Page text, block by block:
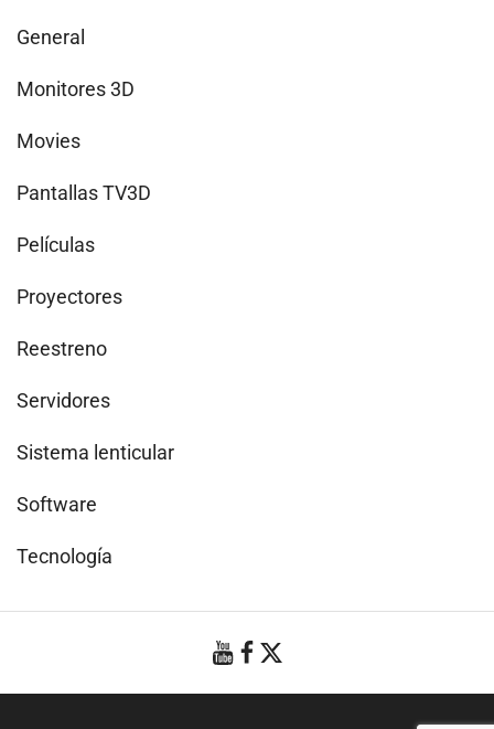
General
Monitores 3D
Movies
Pantallas TV3D
Películas
Proyectores
Reestreno
Servidores
Sistema lenticular
Software
Tecnología